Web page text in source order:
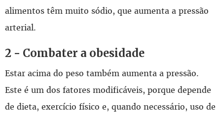
alimentos têm muito sódio, que aumenta a pressão
arterial.
2 - Combater a obesidade
Estar acima do peso também aumenta a pressão.
Este é um dos fatores modificáveis, porque depende
de dieta, exercício físico e, quando necessário, uso de